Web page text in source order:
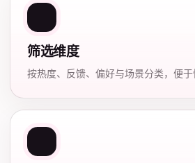
筛选维度
按热度、反馈、偏好与场景分类，便于